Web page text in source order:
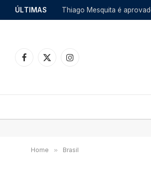
ÚLTIMAS
Facebook
X
Instagram
Home » Brasil